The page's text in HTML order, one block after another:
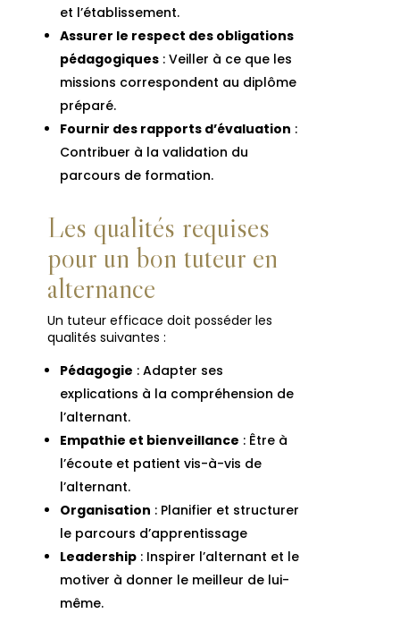
et l’établissement.
Assurer le respect des obligations
pédagogiques : Veiller à ce que les
missions correspondent au diplôme
préparé.
Fournir des rapports d’évaluation :
Contribuer à la validation du
parcours de formation.
Les qualités requises
pour un bon tuteur en
alternance
Un tuteur efficace doit posséder les
qualités suivantes :
Pédagogie : Adapter ses
explications à la compréhension de
l’alternant.
Empathie et bienveillance : Être à
l’écoute et patient vis-à-vis de
l’alternant.
Organisation : Planifier et structurer
le parcours d’apprentissage
Leadership : Inspirer l’alternant et le
motiver à donner le meilleur de lui-
même.